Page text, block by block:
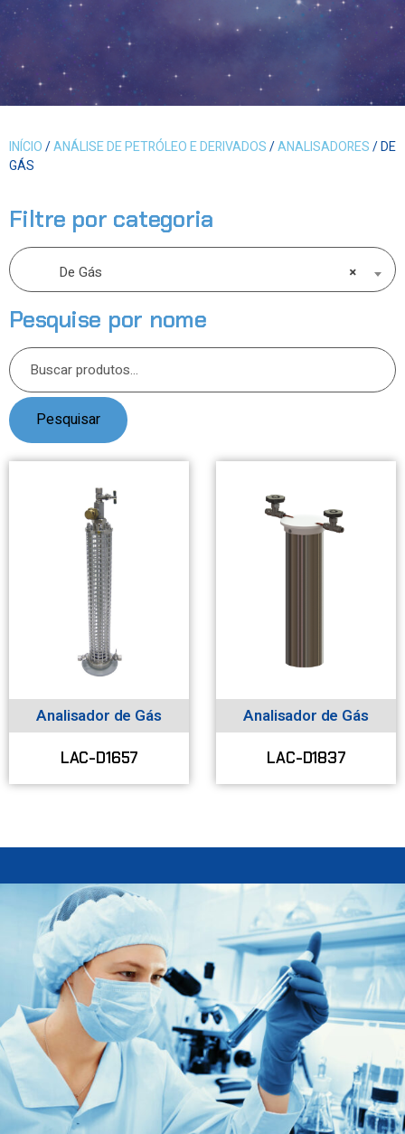
INÍCIO/ANÁLISE DE PETRÓLEO E DERIVADOS/ANALISADORES/ DE
GÁS
Filtre por categoria
×
De Gás
Pesquise por nome
Pesquisar
Analisador de Gás
LAC-D1657
Analisador de Gás
LAC-D1837